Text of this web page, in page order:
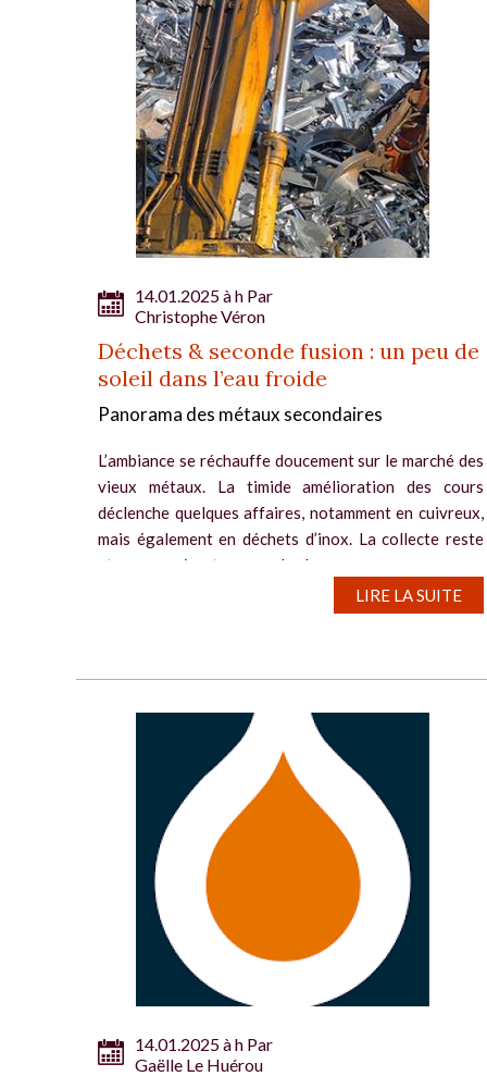
14.01.2025 à h Par
Christophe Véron
Déchets & seconde fusion : un peu de
soleil dans l’eau froide
Panorama des métaux secondaires
L’ambiance se réchauffe doucement sur le marché des
vieux métaux. La timide amélioration des cours
déclenche quelques affaires, notamment en cuivreux,
mais également en déchets d’inox. La collecte reste
atone, ce qui met un peu plus la...
LIRE LA SUITE
14.01.2025 à h Par
Gaëlle Le Huérou